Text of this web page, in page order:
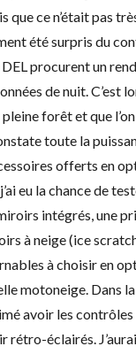
que ce n’était pas
été surpris du
procurent un
de nuit. C’est
forêt et que
toute la
offerts en
eu la chance de
intégrés, une
à neige (ice
à choisir en
motoneige. Dans
avoir les
rétro-éclairés.